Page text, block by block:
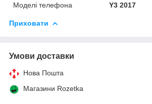
Моделі телефона
Y3 2017
Приховати
Умови доставки
Нова Пошта
Магазини Rozetka